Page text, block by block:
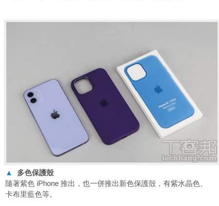
▲
多色保護殼
隨著紫色 iPhone 推出，也一併推出新色保護殼，有紫水晶色、
卡布里藍色等。